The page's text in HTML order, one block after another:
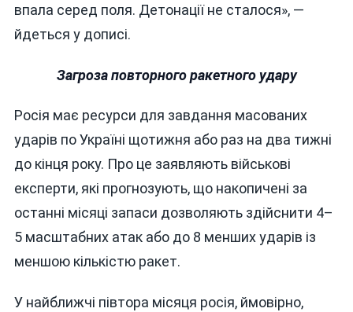
впала серед поля. Детонації не сталося», —
йдеться у дописі.
Загроза повторного ракетного удару
Росія має ресурси для завдання масованих
ударів по Україні щотижня або раз на два тижні
до кінця року. Про це заявляють військові
експерти, які прогнозують, що накопичені за
останні місяці запаси дозволяють здійснити 4–
5 масштабних атак або до 8 менших ударів із
меншою кількістю ракет.
У найближчі півтора місяця росія, ймовірно,